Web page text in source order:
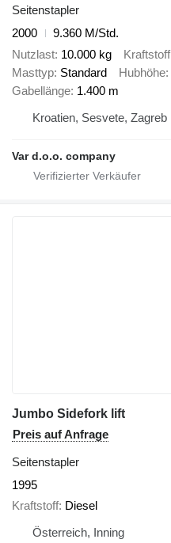
Seitenstapler
2000
9.360 M/Std.
Nutzlast 10.000 kg Kraftstoff
Masttyp Standard Hubhöhe
Gabellänge 1.400 m
Kroatien, Sesvete, Zagreb
Var d.o.o. company
Jumbo Sidefork lift
Preis auf Anfrage
Seitenstapler
1995
Kraftstoff Diesel
Österreich, Inning